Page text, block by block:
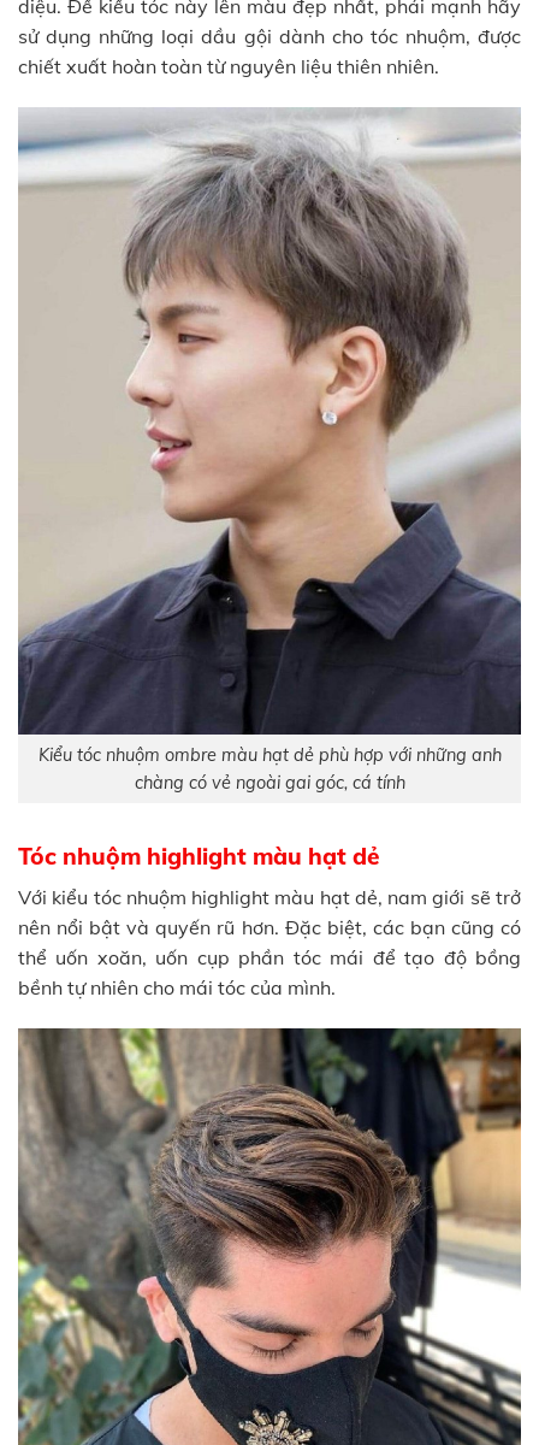
diệu. Để kiểu tóc này lên màu đẹp nhất, phái mạnh hãy
sử dụng những loại dầu gội dành cho tóc nhuộm, được
chiết xuất hoàn toàn từ nguyên liệu thiên nhiên.
Kiểu tóc nhuộm ombre màu hạt dẻ phù hợp với những anh
chàng có vẻ ngoài gai góc, cá tính
Tóc nhuộm highlight màu hạt dẻ
Với kiểu tóc nhuộm highlight màu hạt dẻ, nam giới sẽ trở
nên nổi bật và quyến rũ hơn. Đặc biệt, các bạn cũng có
thể uốn xoăn, uốn cụp phần tóc mái để tạo độ bồng
bềnh tự nhiên cho mái tóc của mình.